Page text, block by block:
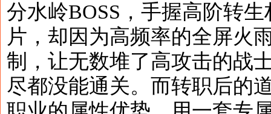
分水岭BOSS，手握高阶转
片，却因为高频率的全屏火
制，让无数堆了高攻击的战
尽都没能通关。而转职后的